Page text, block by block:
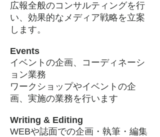
広報全般のコンサルティングを行
い、効果的なメディア戦略を立案
します。
Events
イベントの企画、コーディネーシ
ョン業務
ワークショップやイベントの企
画、実施の業務を行います
Writing & Editing
WEBや誌面での企画・執筆・編集